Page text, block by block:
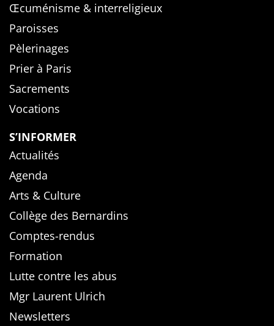
Œcuménisme & interreligieux
Paroisses
Pèlerinages
Prier à Paris
Sacrements
Vocations
S’INFORMER
Actualités
Agenda
Arts & Culture
Collège des Bernardins
Comptes-rendus
Formation
Lutte contre les abus
Mgr Laurent Ulrich
Newsletters